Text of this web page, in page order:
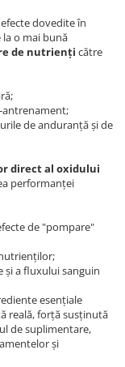
dovedite în
la o mai bună
de nutrienți către
antrenament;
de anduranță și de
direct al oxidului
performanței
de "pompare"
și a fluxului sanguin
esențiale
reală, forță susținută
de suplimentare,
și